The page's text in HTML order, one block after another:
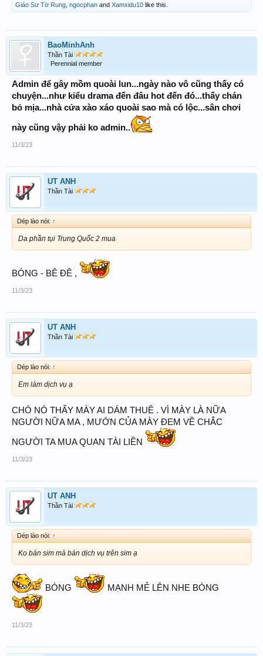
Giáo Sư Tờ Rung ngocphan and Xamxidu10 like this.
BaoMinhAnh
Thần Tài
Perennial member
Admin để gây mồm quoài lun...ngày nào vô cũng thấy có
chuyện...như kiểu drama đến đâu hot đến đó...thấy chán
bỏ mịa...nhà cửa xào xáo quoài sao mà có lộc...sân chơi
này cũng vậy phải ko admin..
11/3/23
UT ANH
Thần Tài
Dép lào nói: ↑
Da phần tụi Trung Quốc 2 mua
BÓNG - BÊ ĐÊ ,
11/3/23
UT ANH
Thần Tài
Dép lào nói: ↑
Em làm dịch vụ ạ
CHÓ NÓ THẤY MÀY AI DÁM THUÊ . VÌ MÀY LÀ NỮA
NGƯỜI NỮA MA , MƯỚN CỦA MÀY ĐEM VỀ CHẮC
NGƯỜI TA MUA QUAN TÀI LIỀN
11/3/23
UT ANH
Thần Tài
Dép lào nói: ↑
Ko bán sim mà bán dịch vụ trên sim ạ
BÓNG MẠNH MẺ LÊN NHE BÓNG
11/3/23